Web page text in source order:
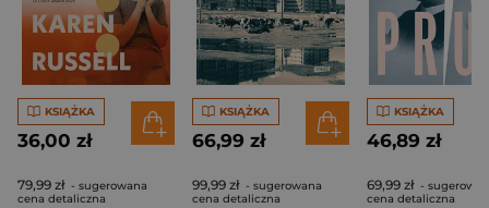
KSIĄŻKA
36,00 zł
79,99 zł - sugerowana
cena detaliczna
KSIĄŻKA
66,99 zł
99,99 zł - sugerowana
cena detaliczna
KSIĄŻKA
46,89 zł
69,99 zł -
cena detaliczna